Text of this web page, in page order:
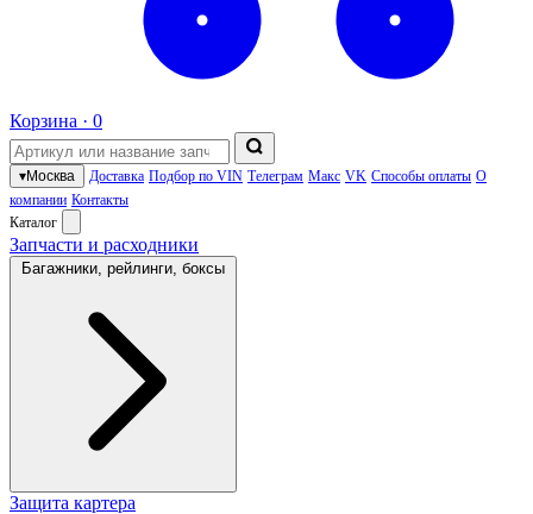
Корзина · 0
▾Москва Доставка Подбор по VIN Телеграм Макс VK Способы оплаты О
компании Контакты
Каталог
Запчасти и расходники
Багажники, рейлинги, боксы
Защита картера